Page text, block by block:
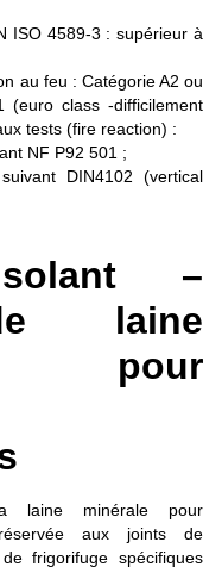
ISO 4589-3 : supérieur à
au feu : Catégorie A2 ou
(euro class -difficilement
tests (fire reaction) :
NF P92 501 ;
DIN4102 (vertical
–
laine
pour
laine minérale pour
réservée aux joints de
frigorifuge spécifiques